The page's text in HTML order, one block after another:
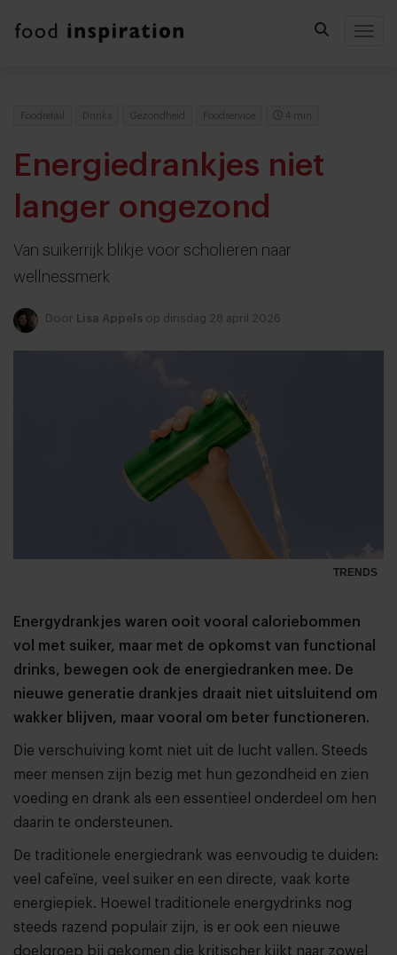
Foodretail Drinks Gezondheid Foodservice 4 min
Energiedrankjes niet
langer ongezond
Van suikerrijk blikje voor scholieren naar
wellnessmerk
Door Lisa Appels op dinsdag 28 april 2026
TRENDS
Energydrankjes waren ooit vooral caloriebommen
vol met suiker, maar met de opkomst van functional
drinks, bewegen ook de energiedranken mee. De
nieuwe generatie drankjes draait niet uitsluitend om
wakker blijven, maar vooral om beter functioneren.
Die verschuiving komt niet uit de lucht vallen. Steeds
meer mensen zijn bezig met hun gezondheid en zien
voeding en drank als een essentieel onderdeel om hen
daarin te ondersteunen.
De traditionele energiedrank was eenvoudig te duiden:
veel cafeïne, veel suiker en een directe, vaak korte
energiepiek. Hoewel traditionele energydrinks nog
steeds razend populair zijn, is er ook een nieuwe
doelgroep bij gekomen die kritischer kijkt naar zowel